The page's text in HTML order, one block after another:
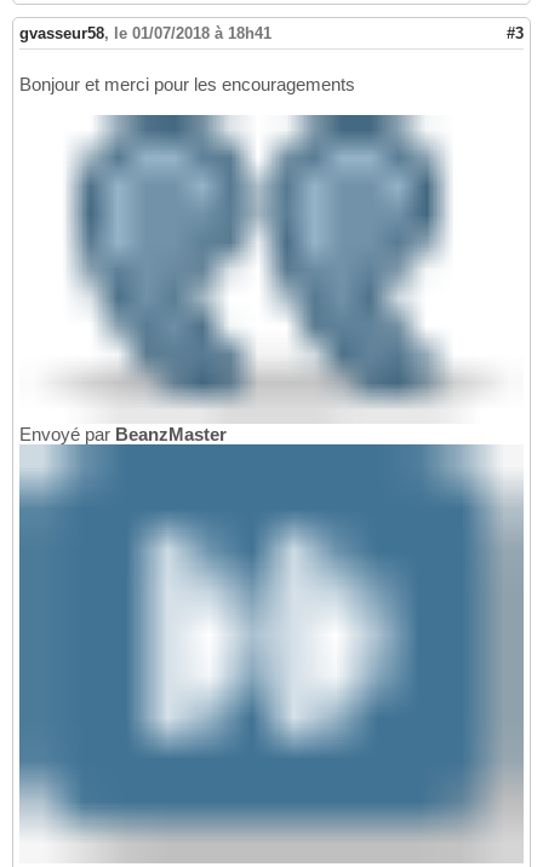
gvasseur58, le 01/07/2018 à 18h41 #3
Bonjour et merci pour les encouragements
Envoyé par BeanzMaster